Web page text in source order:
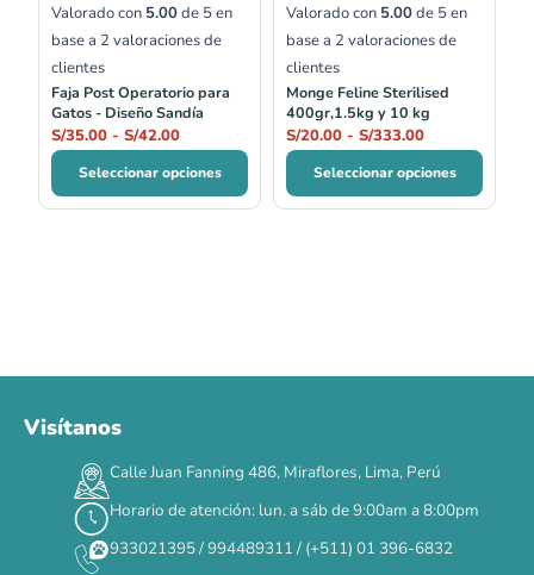
Valorado con 5.00de 5 en
base a 2 valoraciones de
clientes
Faja Post Operatorio para
Gatos - Diseño Sandía
S/35.00 - S/42.00
Seleccionar opciones
Valorado con 5.00de 5 en
base a 2 valoraciones de
clientes
Monge Feline Sterilised
400gr,1.5kg y 10 kg
S/20.00 - S/333.00
Seleccionar opciones
Visítanos
Calle Juan Fanning 486, Miraflores, Lima, Perú
Horario de atención: lun. a sáb de 9:00am a 8:00pm
933021395 / 994489311 / (+511) 01 396-6832